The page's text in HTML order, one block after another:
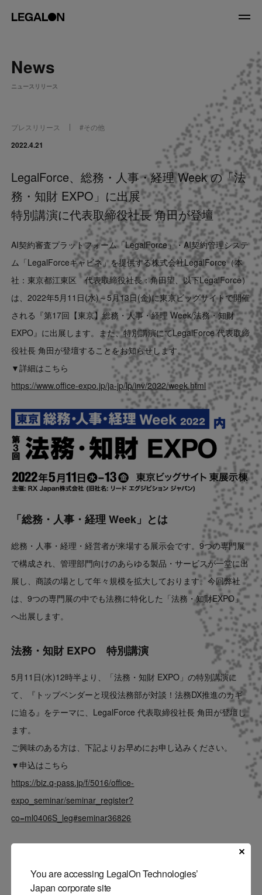
About
Service
News
Recruit
LegalOn Now
Contact
US website
You are accessing LegalOn Technologies’
Japan corporate site
News
ニュースリリース
プレスリリース #その他
2022.4.21
LegalForce、総務・人事・経理 Week の「法
務・知財 EXPO」に出展
特別講演に代表取締役社長 角田が登壇
AI契約審査プラットフォーム「LegalForce」・AI契約管理システ
ム「LegalForceキャビネ」を提供する株式会社LegalForce（本
社：東京都江東区 代表取締役社長：角田望、以下LegalForce）
は、2022年5月11日(水)～5月13日(金)に東京ビッグサイトで開催
される『第17回【東京】総務・人事・経理 Week/法務・知財
EXPO』に出展します。また、特別講演にてLegalForce 代表取締
役社長 角田が登壇することをお知らせします。
▼詳細はこちら
https://www.office-expo.jp/ja-jp/lp/inv/2022/week.html
「総務・人事・経理 Week」とは
総務・人事・経理・経営者が来場する展示会です。9つの専門展
で構成され、管理部門向けのあらゆる製品・サービスが一堂に出
展し、商談の場として年々規模を拡大しております。今回弊社
は、9つの専門展の中でも法務に特化した「法務・知財EXPO」
へ出展します。
法務・知財 EXPO 特別講演
5月11日(水)12時半より、「法務・知財 EXPO」の特別講演に
て、『トップベンダーと現役法務部が対談！法務DX推進のカギ
に迫る』をテーマに、LegalForce 代表取締役社長 角田が登壇し
ます。
ご興味のある方は、下記よりお早めにお申し込みください。
▼申込はこちら
https://biz.q-pass.jp/f/5016/office-
expo_seminar/seminar_register?
co=ml0406S_leg#seminar36826
「第17回【東京】総務・人事・経理 Week」開催
概要